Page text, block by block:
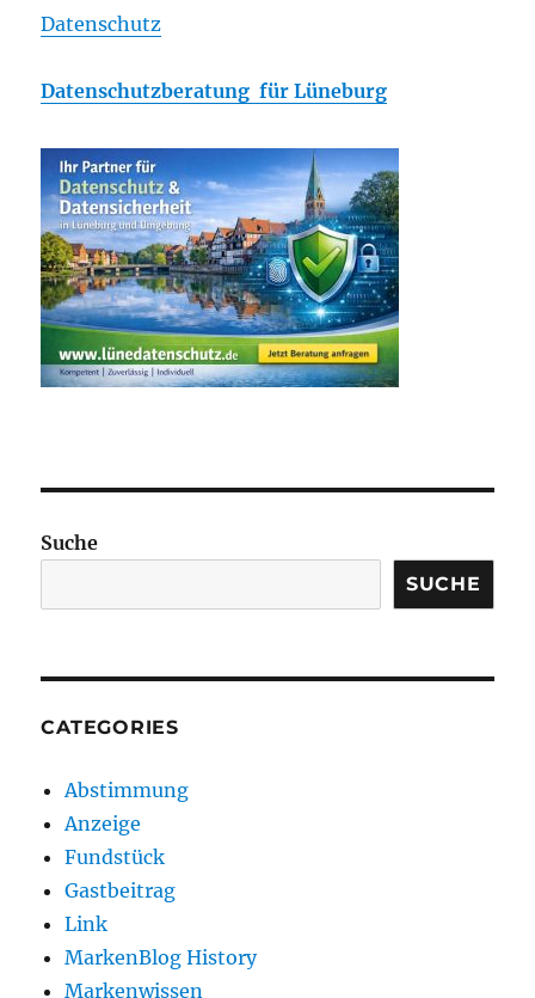
Datenschutz
Datenschutzberatung für Lüneburg
Suche
SUCHE
CATEGORIES
Abstimmung
Anzeige
Fundstück
Gastbeitrag
Link
MarkenBlog History
Markenwissen